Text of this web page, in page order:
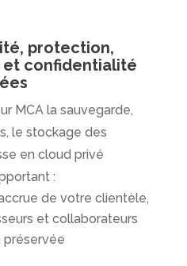
protection,
confidentialité
MCA la sauvegarde,
le stockage des
en cloud privé
:
de votre clientèle,
et collaborateurs
préservée